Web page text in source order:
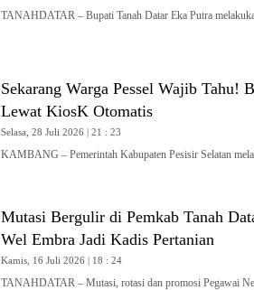
TANAHDATAR – Bupati Tanah Datar Eka Putra
Sekarang Warga Pessel Wajib Tahu!
Lewat KiosK Otomatis
Selasa, 28 Juli 2026 | 21 : 23
KAMBANG – Pemerintah Kabupaten Pesisir Selatan
Mutasi Bergulir di Pemkab Tanah
Wel Embra Jadi Kadis Pertanian
Kamis, 16 Juli 2026 | 18 : 24
TANAHDATAR – Mutasi, rotasi dan promosi Pegawai